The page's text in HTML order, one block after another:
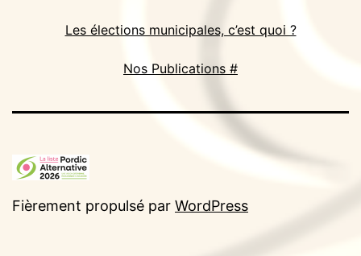
Les élections municipales, c’est quoi ?
Nos Publications #
Fièrement propulsé par WordPress